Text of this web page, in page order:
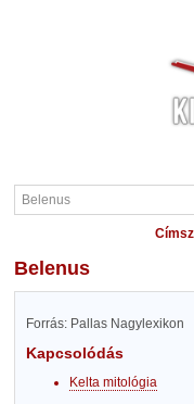
Belenus
Forrás: Pallas Nagylexikon
Kapcsolódás
Kelta mitológia